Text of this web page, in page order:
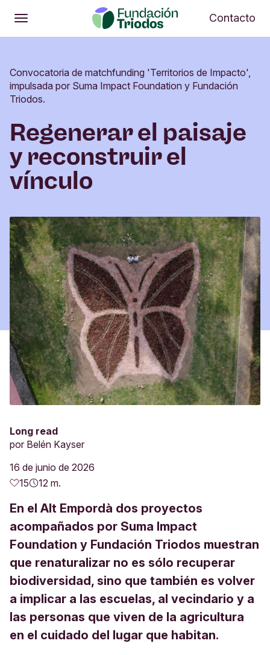
Abrir
Menú principal
Abrir
Contacto
Convocatoria de matchfunding 'Territorios de Impacto',
impulsada por Suma Impact Foundation y Fundación
Triodos.
Regenerar el paisaje
y reconstruir el
vínculo
Long read
por Belén Kayser
16 de junio de 2026
15
12 m.
En el Alt Empordà dos proyectos
acompañados por Suma Impact
Foundation y Fundación Triodos muestran
que renaturalizar no es sólo recuperar
biodiversidad, sino que también es volver
a implicar a las escuelas, al vecindario y a
las personas que viven de la agricultura
en el cuidado del lugar que habitan.